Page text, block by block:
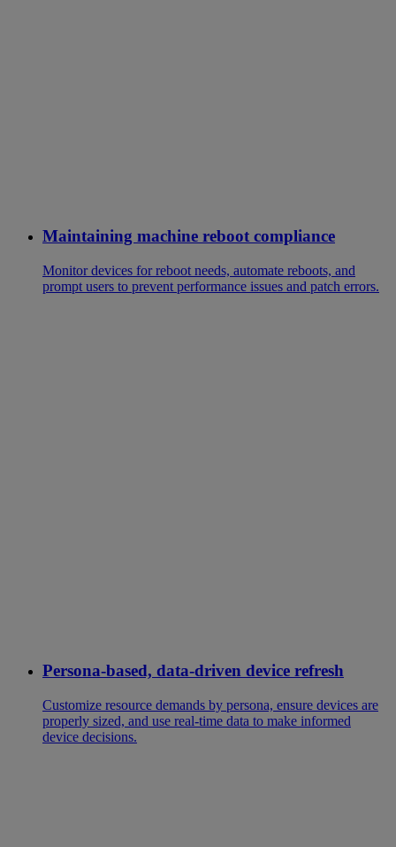
Maintaining machine reboot compliance
Monitor devices for reboot needs, automate reboots, and
prompt users to prevent performance issues and patch errors.
Persona-based, data-driven device refresh
Customize resource demands by persona, ensure devices are
properly sized, and use real-time data to make informed
device decisions.